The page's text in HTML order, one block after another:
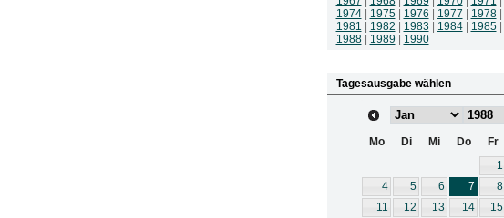
1974| 1975| 1976 1977 1978|
1981
1982 1983 1984| 1985|
1988| 1989 1990
Tagesausgabe wählen
Mo Di Mi Do Fr
1
4
5 6 7 8
11
12 13 14 15